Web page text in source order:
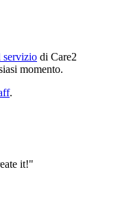
servizio di Care2
momento.
.
it!"